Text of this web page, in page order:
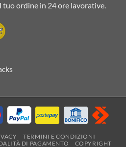
tuo ordine in 24 ore lavorative.
TERMINI E CONDIZIONI
DI PAGAMENTO
COPYRIGHT